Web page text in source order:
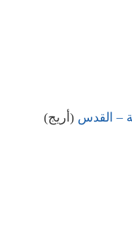
– القدس (أريج)